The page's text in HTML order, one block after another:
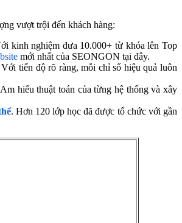
vượt trội đến khách hàng:
kinh nghiệm đưa 10.000+ từ khóa lên Top
mới nhất của SEONGON tại đây.
tiến độ rõ ràng, mỗi chỉ số hiệu quả luôn
hiểu thuật toán của từng hệ thống và xây
. Hơn 120 lớp học đã được tổ chức với gần